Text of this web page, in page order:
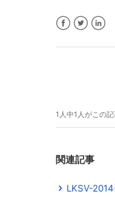
1人中1人がこの
関連記事
LKSV-